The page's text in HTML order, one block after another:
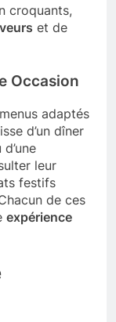
croquants,
et de
Occasion
adaptés
d’un dîner
leur
festifs
de ces
expérience